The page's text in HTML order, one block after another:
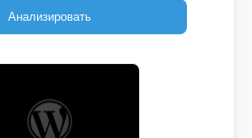
Анализировать